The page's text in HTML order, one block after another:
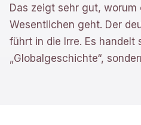
Das zeigt sehr gut, worum
Wesentlichen geht. Der
führt in die Irre. Es handelt
„Globalgeschichte“,